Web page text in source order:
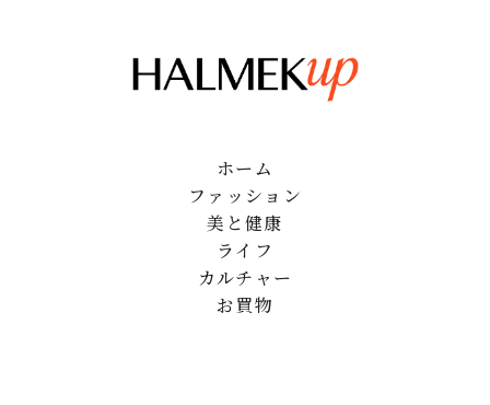
ホーム
ファッション
美と健康
ライフ
カルチャー
お買物